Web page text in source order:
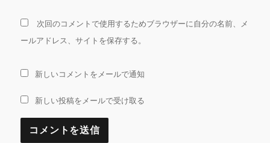
次回のコメントで使用するためブラウザーに自分の名前、メ
ールアドレス、サイトを保存する。
新しいコメントをメールで通知
新しい投稿をメールで受け取る